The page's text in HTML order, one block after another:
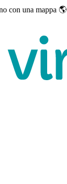
con una mappa 🌎